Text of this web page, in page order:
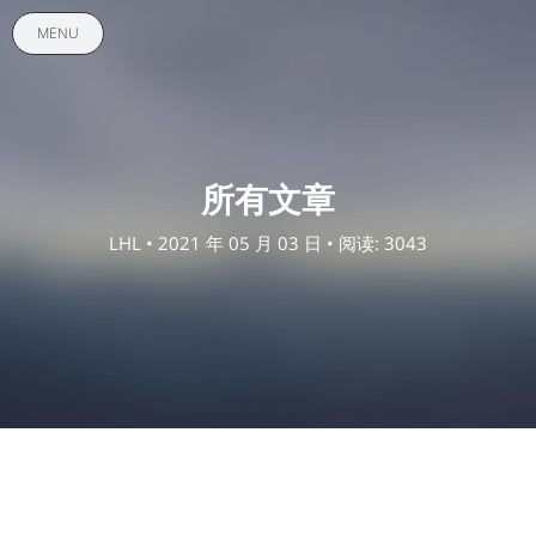
MENU
所有文章
LHL• 2021 年 05 月 03 日 • 阅读: 3043